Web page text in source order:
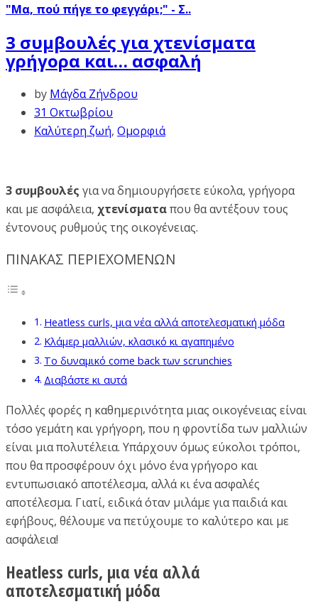
"Μα, πού πήγε το φεγγάρι;" - Σ..
3 συμβουλές για χτενίσματα
γρήγορα και… ασφαλή
by Μάγδα Ζήνδρου
31 Οκτωβρίου
Καλύτερη ζωή, Ομορφιά
3 συμβουλές για να δημιουργήσετε εύκολα, γρήγορα
και με ασφάλεια, χτενίσματαπου θα αντέξουν τους
έντονους ρυθμούς της οικογένειας.
ΠΙΝΑΚΑΣ ΠΕΡΙΕΧΟΜΕΝΩΝ
Heatless curls, μια νέα αλλά αποτελεσματική μόδα
Κλάμερ μαλλιών, κλασικό κι αγαπημένο
Το δυναμικό come back των scrunchies
Διαβάστε κι αυτά
Πολλές φορές η καθημερινότητα μιας οικογένειας είναι
τόσο γεμάτη και γρήγορη, που η φροντίδα των μαλλιών
είναι μια πολυτέλεια. Υπάρχουν όμως εύκολοι τρόποι,
που θα προσφέρουν όχι μόνο ένα γρήγορο και
εντυπωσιακό αποτέλεσμα, αλλά κι ένα ασφαλές
αποτέλεσμα. Γιατί, ειδικά όταν μιλάμε για παιδιά και
εφήβους, θέλουμε να πετύχουμε το καλύτερο και με
ασφάλεια!
Heatless curls, μια νέα αλλά
αποτελεσματική μόδα